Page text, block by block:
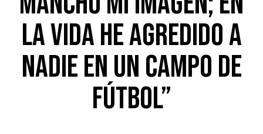
la vida he agredido a
nadie en un campo de
fútbol”